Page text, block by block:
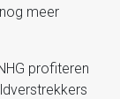
meer
profiteren